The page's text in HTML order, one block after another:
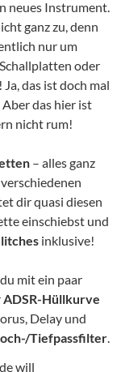
neues Instrument.
ganz zu, denn
nur um
oder
! Ja, das ist doch mal
das hier ist
nicht rum!
– alles ganz
dir quasi diesen
einschiebst und
inklusive!
mit ein paar
ADSR-Hüllkurve
Delay und
Tiefpassfilter.
will